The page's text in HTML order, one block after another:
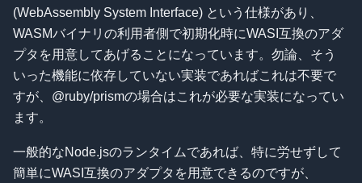
(WebAssembly System Interface) という仕様があり、
WASMバイナリの利用者側で初期化時にWASI互換のアダ
プタを用意してあげることになっています。勿論、そう
いった機能に依存していない実装であればこれは不要で
すが、@ruby/prismの場合はこれが必要な実装になってい
ます。
一般的なNode.jsのランタイムであれば、特に労せずして
簡単にWASI互換のアダプタを用意できるのですが、